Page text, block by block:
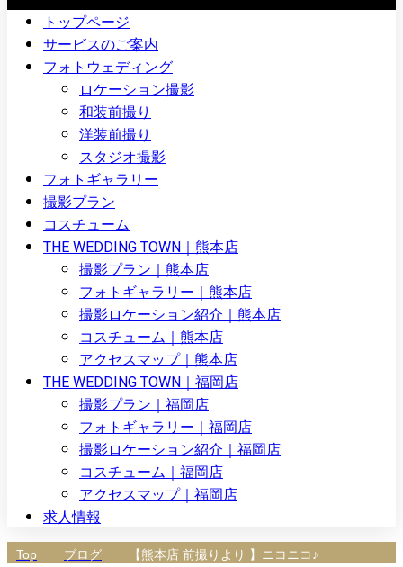
トップページ
サービスのご案内
フォトウェディング
ロケーション撮影
和装前撮り
洋装前撮り
スタジオ撮影
フォトギャラリー
撮影プラン
コスチューム
THE WEDDING TOWN｜熊本店
撮影プラン｜熊本店
フォトギャラリー｜熊本店
撮影ロケーション紹介｜熊本店
コスチューム｜熊本店
アクセスマップ｜熊本店
THE WEDDING TOWN｜福岡店
撮影プラン｜福岡店
フォトギャラリー｜福岡店
撮影ロケーション紹介｜福岡店
コスチューム｜福岡店
アクセスマップ｜福岡店
求人情報
Top ブログ 【熊本店 前撮りより 】ニコニコ♪